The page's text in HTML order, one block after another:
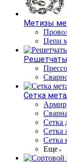
Метизы
Цепи
Сетка
Сетка
Сетка
Сетка
Еще